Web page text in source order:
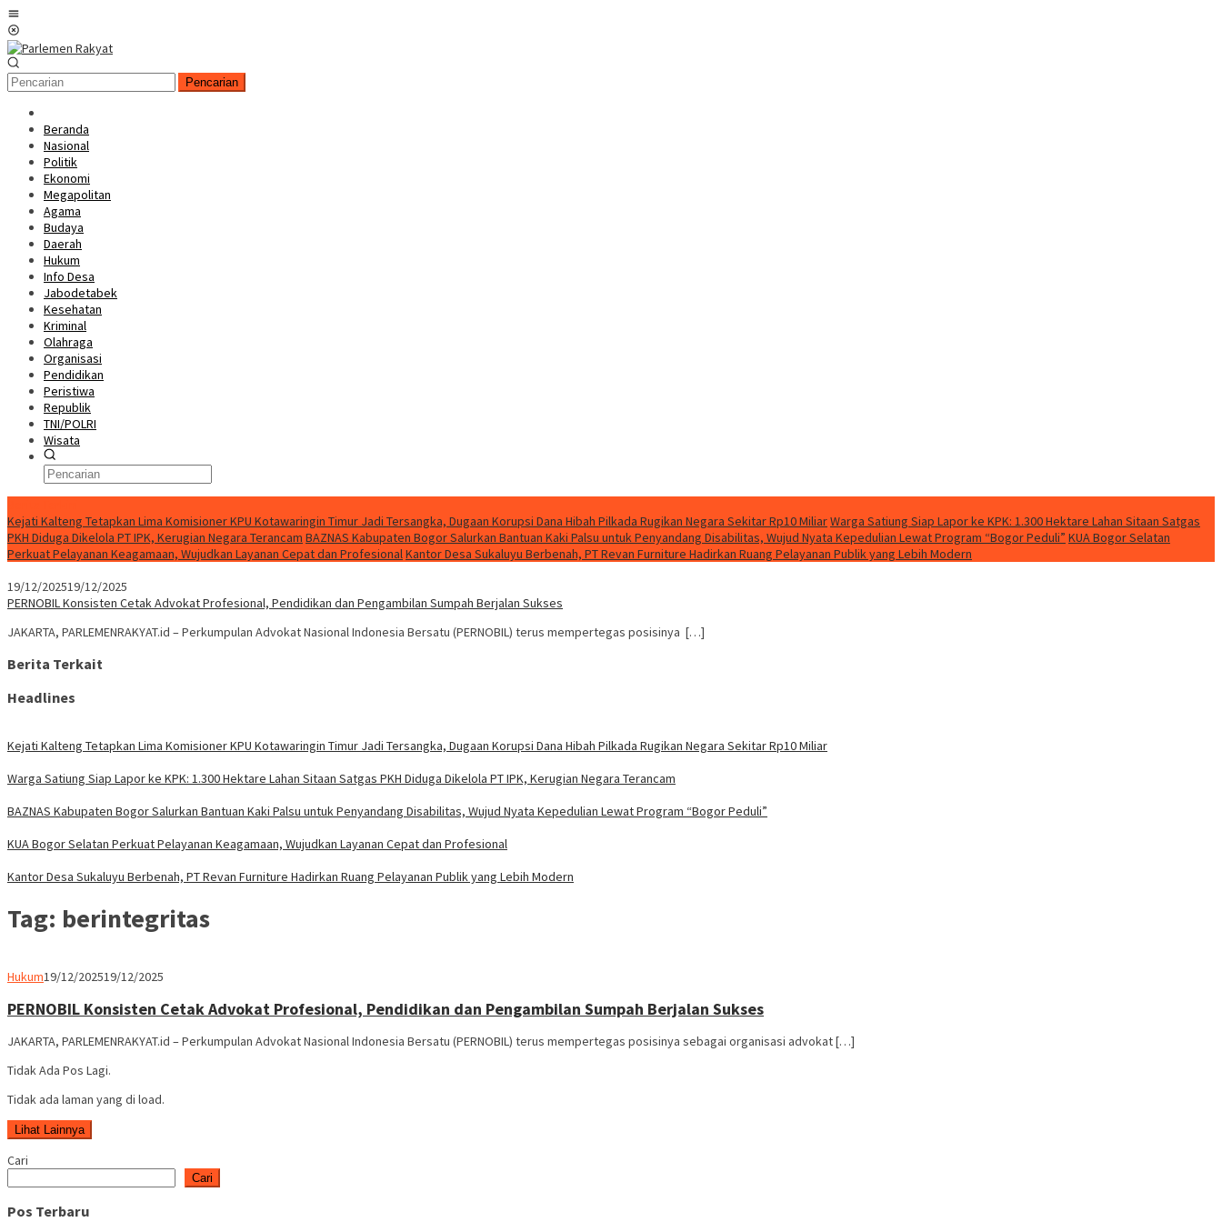
Loncat
ke
konten
Pencarian
Beranda
Nasional
Politik
Ekonomi
Megapolitan
Agama
Budaya
Daerah
Hukum
Info Desa
Jabodetabek
Kesehatan
Kriminal
Olahraga
Organisasi
Pendidikan
Peristiwa
Republik
TNI/POLRI
Wisata
Kejati Kalteng Tetapkan Lima Komisioner KPU Kotawaringin Timur Jadi Tersangka, Dugaan Korupsi Dana Hibah Pilkada Rugikan Negara Sekitar Rp10 MiliarWarga Satiung Siap Lapor ke KPK: 1.300 Hektare Lahan Sitaan Satgas
PKH Diduga Dikelola PT IPK, Kerugian Negara Terancam BAZNAS Kabupaten Bogor Salurkan Bantuan Kaki Palsu untuk Penyandang Disabilitas, Wujud Nyata Kepedulian Lewat Program “Bogor Peduli” KUA Bogor Selatan
Perkuat Pelayanan Keagamaan, Wujudkan Layanan Cepat dan ProfesionalKantor Desa Sukaluyu Berbenah, PT Revan Furniture Hadirkan Ruang Pelayanan Publik yang Lebih Modern
19/12/202519/12/2025
PERNOBIL Konsisten Cetak Advokat Profesional, Pendidikan dan Pengambilan Sumpah Berjalan Sukses
JAKARTA, PARLEMENRAKYAT.id – Perkumpulan Advokat Nasional Indonesia Bersatu (PERNOBIL) terus mempertegas posisinya […]
Berita Terkait
Headlines
Kejati Kalteng Tetapkan Lima Komisioner KPU Kotawaringin Timur Jadi Tersangka, Dugaan Korupsi Dana Hibah Pilkada Rugikan Negara Sekitar Rp10 Miliar
Warga Satiung Siap Lapor ke KPK: 1.300 Hektare Lahan Sitaan Satgas PKH Diduga Dikelola PT IPK, Kerugian Negara Terancam
BAZNAS Kabupaten Bogor Salurkan Bantuan Kaki Palsu untuk Penyandang Disabilitas, Wujud Nyata Kepedulian Lewat Program “Bogor Peduli”
KUA Bogor Selatan Perkuat Pelayanan Keagamaan, Wujudkan Layanan Cepat dan Profesional
Kantor Desa Sukaluyu Berbenah, PT Revan Furniture Hadirkan Ruang Pelayanan Publik yang Lebih Modern
Tag: berintegritas
HukumParlemen
19/12/202519/12/2025
PERNOBIL Konsisten Cetak Advokat Profesional, Pendidikan dan Pengambilan Sumpah Berjalan Sukses
JAKARTA, PARLEMENRAKYAT.id – Perkumpulan Advokat Nasional Indonesia Bersatu (PERNOBIL) terus mempertegas posisinya sebagai organisasi advokat […]
Tidak Ada Pos Lagi.
Tidak ada laman yang di load.
Lihat Lainnya
Cari
Cari
Pos Terbaru